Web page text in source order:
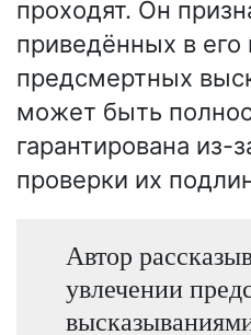
проходят. Он
приведённых в его
предсмертных
может быть
гарантирована из-
проверки их
Автор
увлечении